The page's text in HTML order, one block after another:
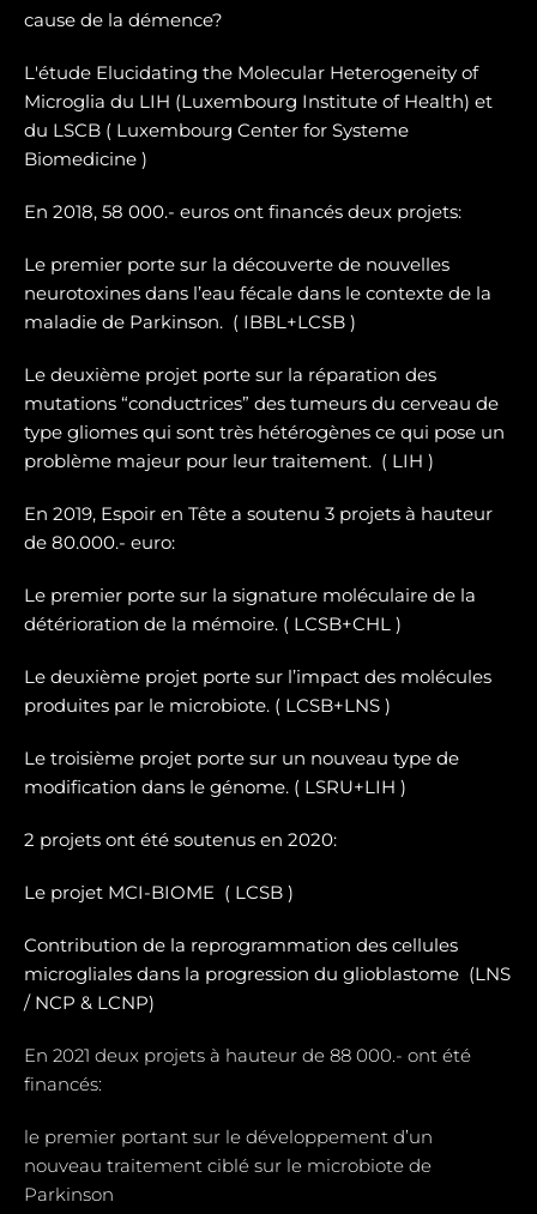
cause de la démence?
L'étude Elucidating the Molecular Heterogeneity of
Microglia du LIH (Luxembourg Institute of Health) et
du LSCB ( Luxembourg Center for Systeme
Biomedicine )
En 2018, 58 000.- euros ont financés deux projets:
Le premier porte sur la découverte de nouvelles
neurotoxines dans l’eau fécale dans le contexte de la
maladie de Parkinson. ( IBBL+LCSB )
Le deuxième projet porte sur la réparation des
mutations “conductrices” des tumeurs du cerveau de
type gliomes qui sont très hétérogènes ce qui pose un
problème majeur pour leur traitement. ( LIH )
En 2019, Espoir en Tête a soutenu 3 projets à hauteur
de 80.000.- euro:
Le premier porte sur la signature moléculaire de la
détérioration de la mémoire. ( LCSB+CHL )
Le deuxième projet porte sur l’impact des molécules
produites par le microbiote. ( LCSB+LNS )
Le troisième projet porte sur un nouveau type de
modification dans le génome. ( LSRU+LIH )
2 projets ont été soutenus en 2020:
Le projet MCI-BIOME ( LCSB )
Contribution de la reprogrammation des cellules
microgliales dans la progression du glioblastome (LNS
/ NCP & LCNP)
En 2021 deux projets à hauteur de 88 000.- ont été
financés:
le premier portant sur le développement d’un
nouveau traitement ciblé sur le microbiote de
Parkinson